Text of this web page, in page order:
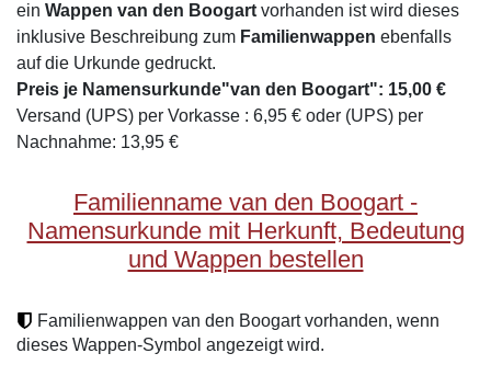
ein Wappen van den Boogart vorhanden ist wird dieses
inklusive Beschreibung zum Familienwappen ebenfalls
auf die Urkunde gedruckt.
Preis je Namensurkunde"van den Boogart": 15,00 €
Versand (UPS) per Vorkasse : 6,95 € oder (UPS) per
Nachnahme: 13,95 €
Familienname van den Boogart -
Namensurkunde mit Herkunft, Bedeutung
und Wappen bestellen
Familienwappen van den Boogart vorhanden, wenn
dieses Wappen-Symbol angezeigt wird.